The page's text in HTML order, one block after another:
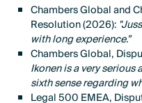
Chambers Global and
Resolution (2026):
with long experience.”
Chambers Global,
Ikonen is a very
sixth sense regarding
Legal 500 EMEA,